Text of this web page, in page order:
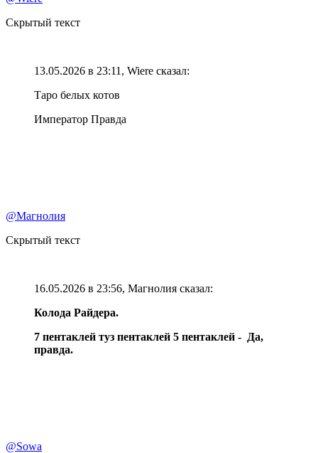
Скрытый текст
13.05.2026 в 23:11, Wiere сказал:
Таро белых котов
Император Правда
@Магнолия
Скрытый текст
16.05.2026 в 23:56, Магнолия сказал:
Колода Райдера.
7 пентаклей туз пентаклей 5 пентаклей - Да,
правда.
@Sowa